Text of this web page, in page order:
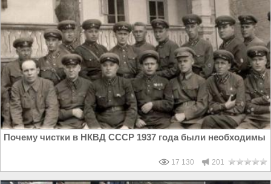
Почему чистки в НКВД СССР 1937 года были необходимы
17 130 201